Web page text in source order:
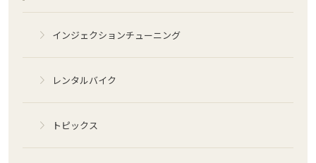
インジェクションチューニング
レンタルバイク
トピックス